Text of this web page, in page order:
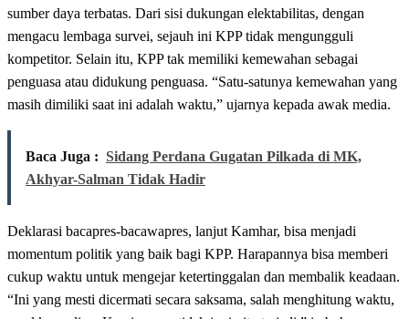
sumber daya terbatas. Dari sisi dukungan elektabilitas, dengan
mengacu lembaga survei, sejauh ini KPP tidak mengungguli
kompetitor. Selain itu, KPP tak memiliki kemewahan sebagai
penguasa atau didukung penguasa. “Satu-satunya kemewahan yang
masih dimiliki saat ini adalah waktu,” ujarnya kepada awak media.
Baca Juga : Sidang Perdana Gugatan Pilkada di MK,
Akhyar-Salman Tidak Hadir
Deklarasi bacapres-bacawapres, lanjut Kamhar, bisa menjadi
momentum politik yang baik bagi KPP. Harapannya bisa memberi
cukup waktu untuk mengejar ketertinggalan dan membalik keadaan.
“Ini yang mesti dicermati secara saksama, salah menghitung waktu,